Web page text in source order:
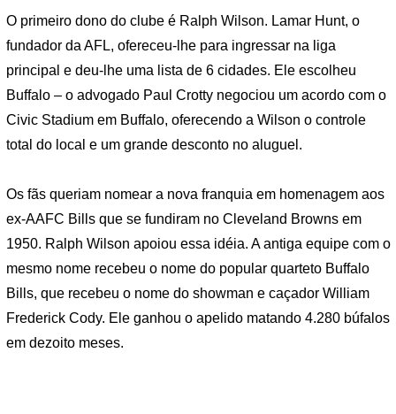
O primeiro dono do clube é Ralph Wilson. Lamar Hunt, o
fundador da AFL, ofereceu-lhe para ingressar na liga
principal e deu-lhe uma lista de 6 cidades. Ele escolheu
Buffalo – o advogado Paul Crotty negociou um acordo com o
Civic Stadium em Buffalo, oferecendo a Wilson o controle
total do local e um grande desconto no aluguel.
Os fãs queriam nomear a nova franquia em homenagem aos
ex-AAFC Bills que se fundiram no Cleveland Browns em
1950. Ralph Wilson apoiou essa idéia. A antiga equipe com o
mesmo nome recebeu o nome do popular quarteto Buffalo
Bills, que recebeu o nome do showman e caçador William
Frederick Cody. Ele ganhou o apelido matando 4.280 búfalos
em dezoito meses.